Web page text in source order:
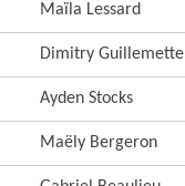
Maïla Lessard
Dimitry Guillemette
Ayden Stocks
Maëly Bergeron